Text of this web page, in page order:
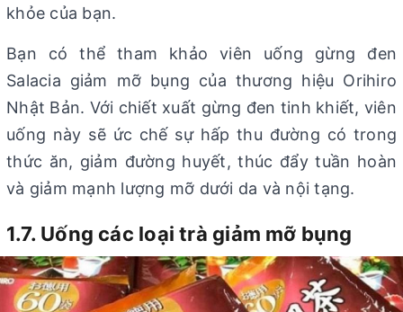
khỏe của bạn.
Bạn có thể tham khảo viên uống gừng đen
Salacia giảm mỡ bụng của thương hiệu Orihiro
Nhật Bản. Với chiết xuất gừng đen tinh khiết, viên
uống này sẽ ức chế sự hấp thu đường có trong
thức ăn, giảm đường huyết, thúc đẩy tuần hoàn
và giảm mạnh lượng mỡ dưới da và nội tạng.
1.7. Uống các loại trà giảm mỡ bụng